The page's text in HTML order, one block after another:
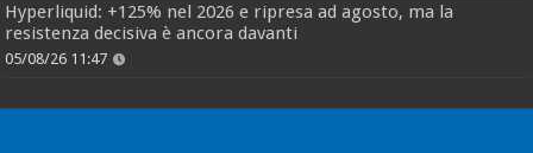
Hyperliquid: +125% nel 2026 e ripresa ad agosto, ma la
resistenza decisiva è ancora davanti
05/08/26 11:47